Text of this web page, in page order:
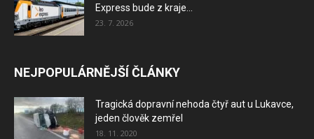
Express bude z kraje...
23. 7. 2026
NEJPOPULÁRNĚJŠÍ ČLÁNKY
Tragická dopravní nehoda čtyř aut u Lukavce,
jeden člověk zemřel
18. 11. 2020